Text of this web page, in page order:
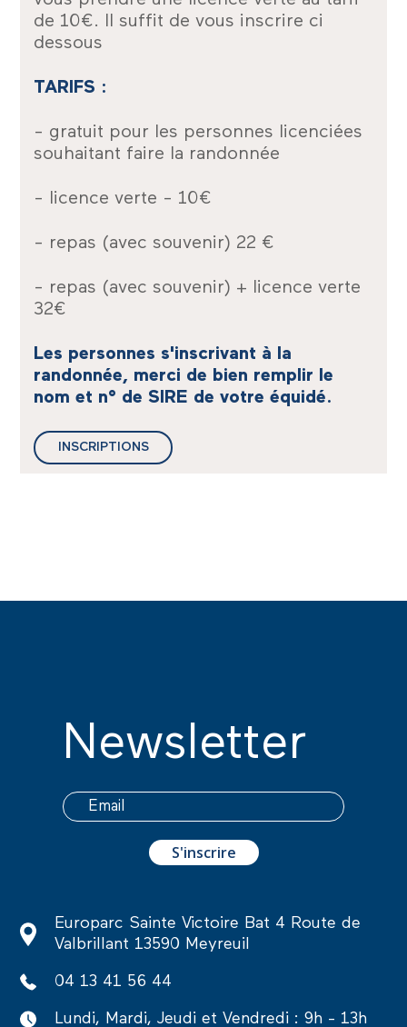
de 10€. Il suffit de vous inscrire ci
dessous
TARIFS :
- gratuit pour les personnes licenciées
souhaitant faire la randonnée
- licence verte - 10€
- repas (avec souvenir) 22 €
- repas (avec souvenir) + licence verte
32€
Les personnes s'inscrivant à la
randonnée, merci de bien remplir le
nom et n° de SIRE de votre équidé.
INSCRIPTIONS
Newsletter
Europarc Sainte Victoire Bat 4 Route de
Valbrillant 13590 Meyreuil
04 13 41 56 44
Lundi, Mardi, Jeudi et Vendredi : 9h - 13h